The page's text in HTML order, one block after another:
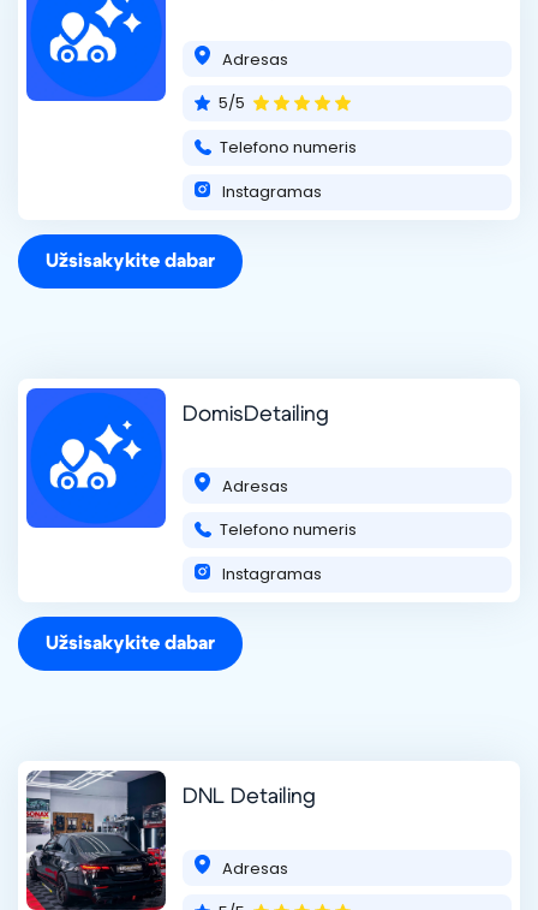
Adresas
5/5
Telefono numeris
Instagramas
Užsisakykite dabar
DomisDetailing
Adresas
Telefono numeris
Instagramas
Užsisakykite dabar
DNL Detailing
Adresas